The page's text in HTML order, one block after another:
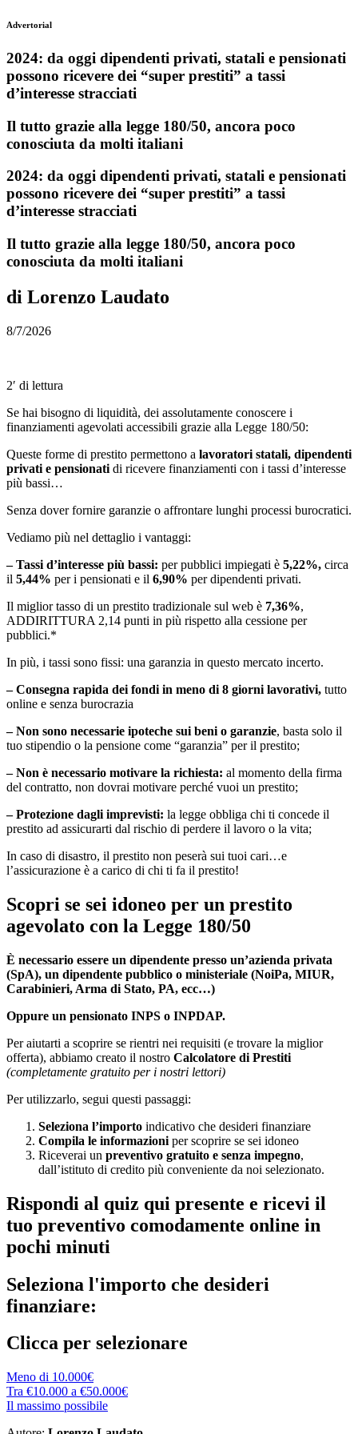
Advertorial
2024: da oggi dipendenti privati, statali e pensionati
possono ricevere dei “super prestiti” a tassi
d’interesse stracciati
Il tutto grazie alla legge 180/50, ancora poco
conosciuta da molti italiani
2024: da oggi dipendenti privati, statali e pensionati
possono ricevere dei “super prestiti” a tassi
d’interesse stracciati
Il tutto grazie alla legge 180/50, ancora poco
conosciuta da molti italiani
di Lorenzo Laudato
8/7/2026
2′ di lettura
Se hai bisogno di liquidità, dei assolutamente conoscere i
finanziamenti agevolati accessibili grazie alla Legge 180/50:
Queste forme di prestito permettono a lavoratori statali, dipendenti
privati e pensionati di ricevere finanziamenti con i tassi d’interesse
più bassi…
Senza dover fornire garanzie o affrontare lunghi processi burocratici.
Vediamo più nel dettaglio i vantaggi:
– Tassi d’interesse più bassi: per pubblici impiegati è 5,22%, circa
il 5,44% per i pensionati e il 6,90% per dipendenti privati.
Il miglior tasso di un prestito tradizionale sul web è 7,36%,
ADDIRITTURA 2,14 punti in più rispetto alla cessione per
pubblici.*
In più, i tassi sono fissi: una garanzia in questo mercato incerto.
– Consegna rapida dei fondi in meno di 8 giorni lavorativi, tutto
online e senza burocrazia
– Non sono necessarie ipoteche sui beni o garanzie, basta solo il
tuo stipendio o la pensione come “garanzia” per il prestito;
– Non è necessario motivare la richiesta: al momento della firma
del contratto, non dovrai motivare perché vuoi un prestito;
– Protezione dagli imprevisti: la legge obbliga chi ti concede il
prestito ad assicurarti dal rischio di perdere il lavoro o la vita;
In caso di disastro, il prestito non peserà sui tuoi cari…e
l’assicurazione è a carico di chi ti fa il prestito!
Scopri se sei idoneo per un prestito
agevolato con la Legge 180/50
È necessario essere un dipendente presso un’azienda privata
(SpA), un dipendente pubblico o ministeriale (NoiPa, MIUR,
Carabinieri, Arma di Stato, PA, ecc…)
Oppure un pensionato INPS o INPDAP.
Per aiutarti a scoprire se rientri nei requisiti (e trovare la miglior
offerta), abbiamo creato il nostro Calcolatore di Prestiti
(completamente gratuito per i nostri lettori)
Per utilizzarlo, segui questi passaggi:
Seleziona l’importo indicativo che desideri finanziare
Compila le informazioni per scoprire se sei idoneo
Riceverai un preventivo gratuito e senza impegno,
dall’istituto di credito più conveniente da noi selezionato.
Rispondi al quiz qui presente e ricevi il
tuo preventivo comodamente online in
pochi minuti
Seleziona l'importo che desideri
finanziare:
Clicca per selezionare
Meno di 10.000€
Tra €10.000 a €50.000€
Il massimo possibile